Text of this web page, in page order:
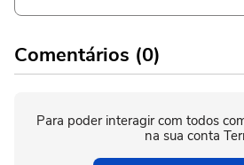
Comentários (0)
Para poder interagir com todos
na sua conta